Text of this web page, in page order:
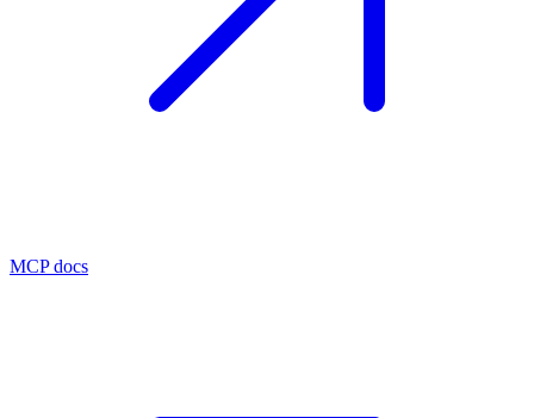
MCP docs